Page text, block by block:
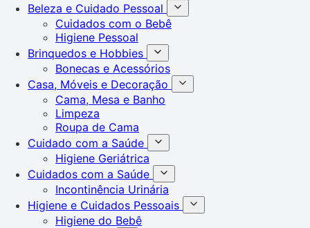
Beleza e Cuidado Pessoal
Cuidados com o Bebê
Higiene Pessoal
Brinquedos e Hobbies
Bonecas e Acessórios
Casa, Móveis e Decoração
Cama, Mesa e Banho
Limpeza
Roupa de Cama
Cuidado com a Saúde
Higiene Geriátrica
Cuidados com a Saúde
Incontinência Urinária
Higiene e Cuidados Pessoais
Higiene do Bebê